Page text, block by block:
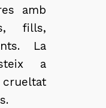
amb
fills,
La
a